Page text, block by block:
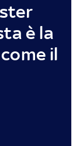
è la
il